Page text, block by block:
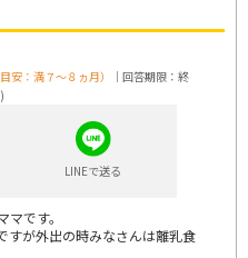
安：満７～８ヵ月）
｜回答期限：終
LINEで送る
です。
すが外出の時みなさんは離乳食